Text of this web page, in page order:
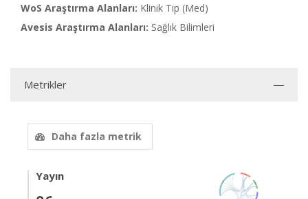
WoS Araştırma Alanları: Klinik Tıp (Med)
Avesis Araştırma Alanları: Sağlık Bilimleri
Metrikler
Daha fazla metrik
Yayın